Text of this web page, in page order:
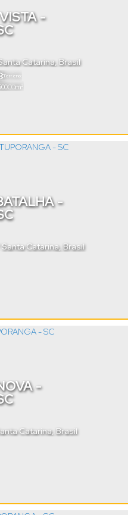
-
Catarina, Brasil
Terreno:
.00m²
-
Santa Catarina, Brasil
-
Catarina, Brasil